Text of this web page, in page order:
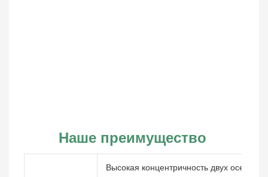
Наше преимущество
Высокая концентричность двух осей